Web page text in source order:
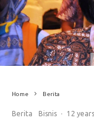
Home Berita
Berita Bisnis · 12